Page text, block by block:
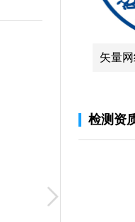
矢量
检测资